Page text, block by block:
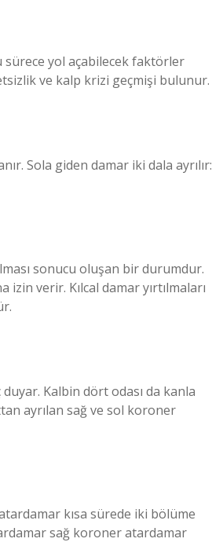
sürece yol açabilecek faktörler
ve kalp krizi geçmişi bulunur.
Sola giden damar iki dala ayrılır:
sonucu oluşan bir durumdur.
verir. Kılcal damar yırtılmaları
Kalbin dört odası da kanla
ayrılan sağ ve sol koroner
kısa sürede iki bölüme
sağ koroner atardamar